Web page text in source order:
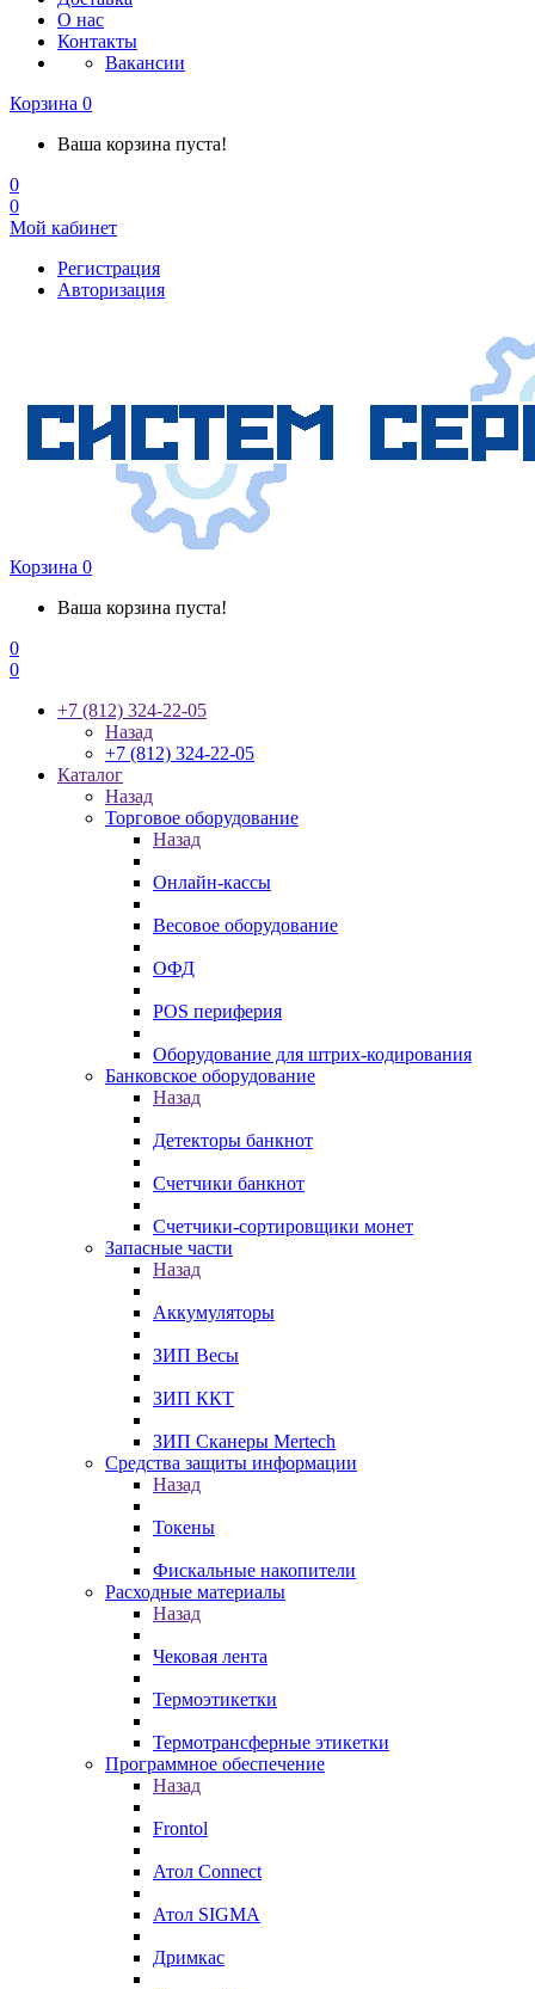
О нас
Контакты
Вакансии
Корзина 0
Ваша корзина пуста!
0
0
Мой кабинет
Регистрация
Авторизация
Корзина 0
Ваша корзина пуста!
0
0
+7 (812) 324-22-05
Назад
+7 (812) 324-22-05
Каталог
Назад
Торговое оборудование
Назад
Онлайн-кассы
Весовое оборудование
ОФД
POS периферия
Оборудование для штрих-кодирования
Банковское оборудование
Назад
Детекторы банкнот
Счетчики банкнот
Счетчики-сортировщики монет
Запасные части
Назад
Аккумуляторы
ЗИП Весы
ЗИП ККТ
ЗИП Сканеры Mertech
Средства защиты информации
Назад
Токены
Фискальные накопители
Расходные материалы
Назад
Чековая лента
Термоэтикетки
Термотрансферные этикетки
Программное обеспечение
Назад
Frontol
Атол Connect
Атол SIGMA
Дримкас